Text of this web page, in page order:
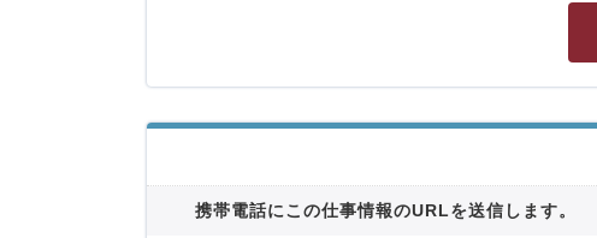
携帯電話にこの仕事情報のURLを送信します。